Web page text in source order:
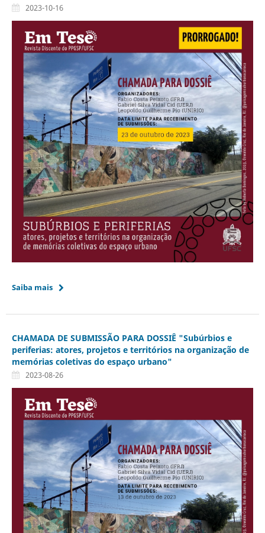
2023-10-16
Saiba mais
CHAMADA DE SUBMISSÃO PARA DOSSIÊ "Subúrbios e
periferias: atores, projetos e territórios na organização de
memórias coletivas do espaço urbano"
2023-08-26